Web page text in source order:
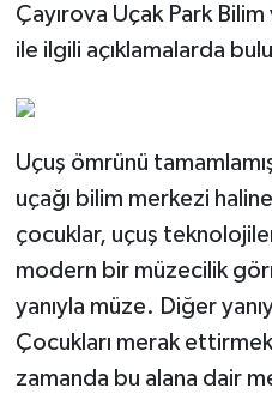
Çayırova Uçak Park
ile ilgili açıklamalarda
Uçuş ömrünü
uçağı bilim merkezi
çocuklar, uçuş
modern bir müzecilik
yanıyla müze. Diğer
Çocukları merak
zamanda bu alana dair